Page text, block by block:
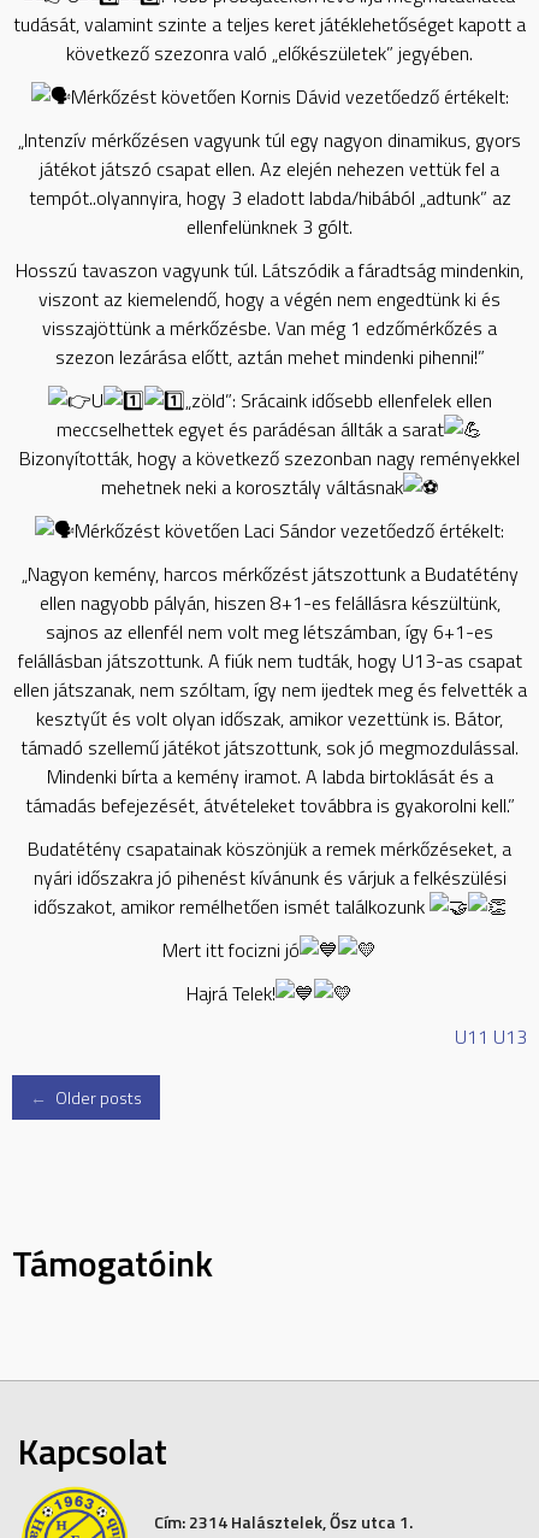
tudását, valamint szinte a teljes keret játéklehetőséget kapott a
következő szezonra való „előkészületek” jegyében.
Mérkőzést követően Kornis Dávid vezetőedző értékelt:
„Intenzív mérkőzésen vagyunk túl egy nagyon dinamikus, gyors
játékot játszó csapat ellen. Az elején nehezen vettük fel a
tempót..olyannyira, hogy 3 eladott labda/hibából „adtunk” az
ellenfelünknek 3 gólt.
Hosszú tavaszon vagyunk túl. Látszódik a fáradtság mindenkin,
viszont az kiemelendő, hogy a végén nem engedtünk ki és
visszajöttünk a mérkőzésbe. Van még 1 edzőmérkőzés a
szezon lezárása előtt, aztán mehet mindenki pihenni!”
U
„zöld”: Srácaink idősebb ellenfelek ellen
meccselhettek egyet és parádésan állták a sarat
Bizonyították, hogy a következő szezonban nagy reményekkel
mehetnek neki a korosztály váltásnak
Mérkőzést követően Laci Sándor vezetőedző értékelt:
„Nagyon kemény, harcos mérkőzést játszottunk a Budatétény
ellen nagyobb pályán, hiszen 8+1-es felállásra készültünk,
sajnos az ellenfél nem volt meg létszámban, így 6+1-es
felállásban játszottunk. A fiúk nem tudták, hogy U13-as csapat
ellen játszanak, nem szóltam, így nem ijedtek meg és felvették a
kesztyűt és volt olyan időszak, amikor vezettünk is. Bátor,
támadó szellemű játékot játszottunk, sok jó megmozdulással.
Mindenki bírta a kemény iramot. A labda birtoklását és a
támadás befejezését, átvételeket továbbra is gyakorolni kell.”
Budatétény csapatainak köszönjük a remek mérkőzéseket, a
nyári időszakra jó pihenést kívánunk és várjuk a felkészülési
időszakot, amikor remélhetően ismét találkozunk
Mert itt focizni jó
Hajrá Telek!
U11 U13
Posts
← Older posts
Támogatóink
Kapcsolat
Cím:2314 Halásztelek, Ősz utca 1.